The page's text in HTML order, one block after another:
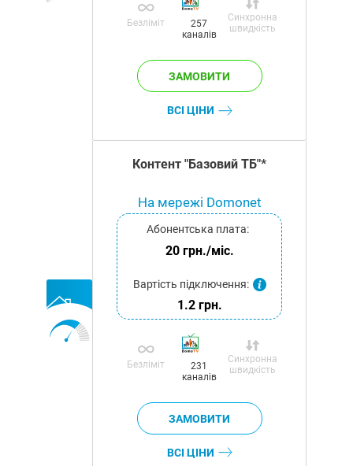
Безліміт
257
каналів
Синхронна
швидкість
ВСІ ЦІНИ
Контент "Базовий ТБ"*
На мережі Domonet
Абонентська плата:
20 грн./міс.
Вартість підключення:
1.2 грн.
Безліміт
231
каналів
Синхронна
швидкість
ВСІ ЦІНИ